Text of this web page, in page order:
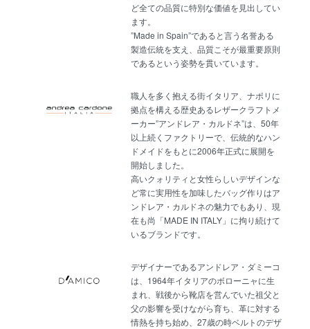
ど全ての品質に特別な価値を見出してい
ます。
”Made in Spain”であると言う名誉ある
製造伝統を支え、品質こそが最重要原則
であるという姿勢を貫いています。
職人を多く抱える街イタリア、ナポリに
拠点を構える歴史あるレザークラフトメ
ーカー”アンドレア・カルドネ”は、50年
以上続くファクトリーで、伝統的なハン
ドメイドをもとに2006年正式に展開を
開始しました。
高いクォリティと女性らしいデザインな
ど常に実用性を加味したバッグ作りはア
ンドレア・カルドネの魅力でもあり、現
在も尚「MADE IN ITALY」に拘り続けて
いるブランドです。
デザイナーであるアンドレア・ダミーコ
は、1964年イタリアのボローニャに生
まれ、戦後から靴店を営んでいた祖父と
父の影響を受けながら育ち、革に対する
情熱を持ち始め、27歳の時ベルトのデザ